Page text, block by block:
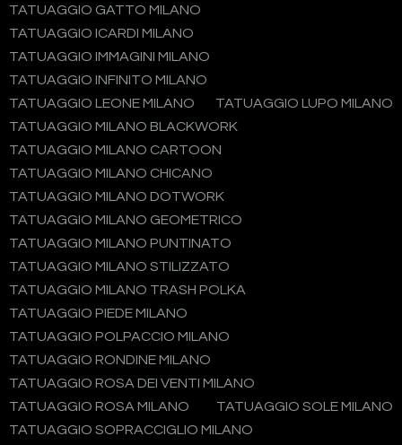
TATUAGGIO GATTO MILANO
TATUAGGIO ICARDI MILANO
TATUAGGIO IMMAGINI MILANO
TATUAGGIO INFINITO MILANO
TATUAGGIO LEONE MILANO
TATUAGGIO LUPO MILANO
TATUAGGIO MILANO BLACKWORK
TATUAGGIO MILANO CARTOON
TATUAGGIO MILANO CHICANO
TATUAGGIO MILANO DOTWORK
TATUAGGIO MILANO GEOMETRICO
TATUAGGIO MILANO PUNTINATO
TATUAGGIO MILANO STILIZZATO
TATUAGGIO MILANO TRASH POLKA
TATUAGGIO PIEDE MILANO
TATUAGGIO POLPACCIO MILANO
TATUAGGIO RONDINE MILANO
TATUAGGIO ROSA DEI VENTI MILANO
TATUAGGIO ROSA MILANO
TATUAGGIO SOLE MILANO
TATUAGGIO SOPRACCIGLIO MILANO